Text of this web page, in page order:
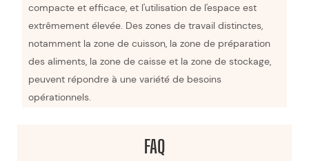
compacte et efficace, et l'utilisation de l'espace est
extrêmement élevée. Des zones de travail distinctes,
notamment la zone de cuisson, la zone de préparation
des aliments, la zone de caisse et la zone de stockage,
peuvent répondre à une variété de besoins
opérationnels.
FAQ